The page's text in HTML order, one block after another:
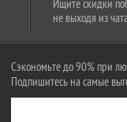
Ищите скидки
не выходя из
Сэкономьте до 90% при
Подпишитесь на самые